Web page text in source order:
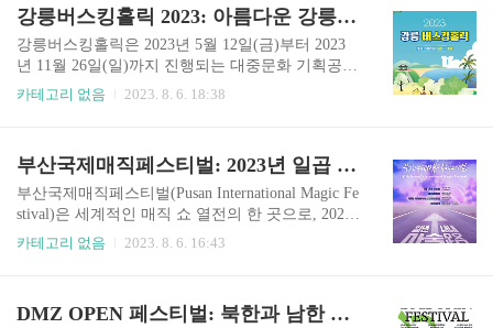
도시 전주 홈페이지 동아시아 문화도시 전주 인스
타그램 동아시아 문화도시 전주 ..
더 자세하고 많은 정보를 얻은 실 수 있습니다. 영
등포 관광 세일 페스타 홈페이지 할인 행사로 새로
운 쇼핑 경험 제공 첫째, 이 행사는 영등포 및 인근
지역의 상점들과 협력하여 다양한 항목의 할인 행
사를 진행합니다. 대형 몰, 전문점, 도매 시장, 전통
들에게는 한국의 전통문화와 현대 문화가 공존하
는 곳에서의 쇼핑을 ..
강릉버스킹홀릭 2023: 아름다운 강릉에서 즐기는 대중문화 축제
강릉버스킹홀릭은 2023년 5월 12일(금)부터 2023
년 11월 26일(일)까지 진행되는 대중문화 기획공연
으로, 강릉시에서 주최하며 다양한 지역 아티스트
관광객들에게 인기를 얻고 있는 예술다원 행사입
니다. 이번 글에서는 강릉버스킹홀릭의 개요, 행사
구성, 참여 방법 등에 대해 알아보겠습니다. 아래에
버스킹에 대한 정보가 있습니다. 아래서 정보를 확
인하셨으면 좋겠습니다. 강릉버스킹홀릭 SNS 1.
거리를 무대 삼아 다채롭고 다양한 예술 공연을 선
카테고리 없음 2023. 8. 6. 18:38
부산국제매직페스티벌: 2023년 일곱 달간의 매직 쇼 열전
부산국제매직페스티벌(Pusan International Magic Fe
stival)은 세계적인 매직 쇼 열전의 한 곳으로, 2023
년도에는 4월 15일부터 10월 29일까지 일곱 달간
고 있습니다. 자세한 정보는 아래 홈페이지 방문 하
카테고리 없음 2023. 8. 6. 16:43
DMZ OPEN 페스티벌: 북한과 남한 사이의 평화와 화합을 위한 대형 문화 축제